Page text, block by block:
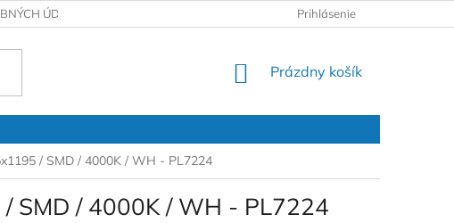
ÚDAJOV Prihlásenie
NÁKUPNÝ
Prázdny košík
/ SMD / 4000K / WH - PL7224
SMD / 4000K / WH - PL7224